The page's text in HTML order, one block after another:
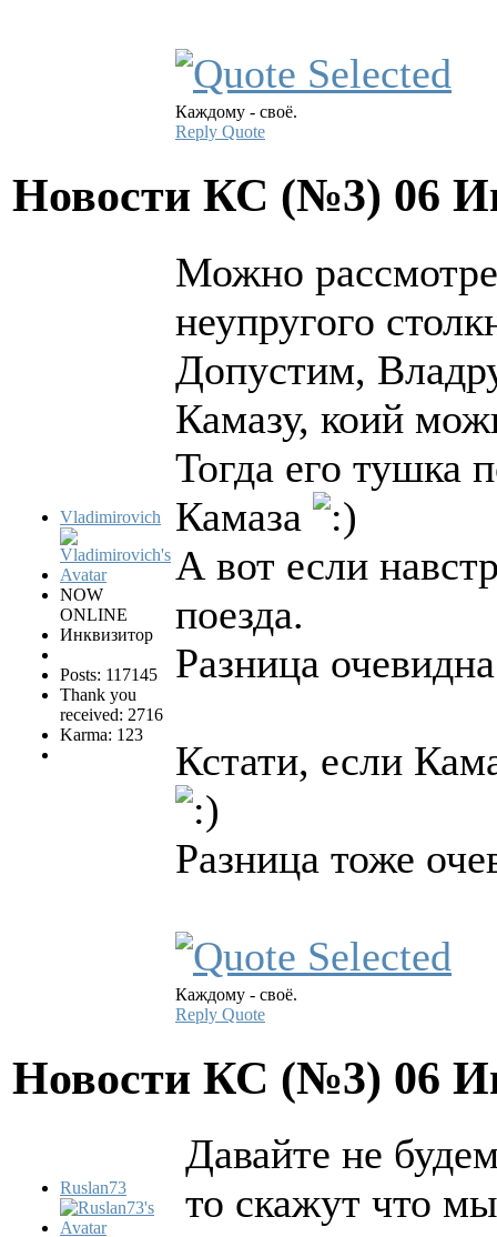
Каждому - своё.
Reply Quote
Новости КС (№3) 06
Vladimirovich
NOW
ONLINE
Инквизитор
Posts: 117145
Thank you
received: 2716
Karma: 123
Можно
неупругого
Допустим,
Камазу, коий
Тогда его тушка
Камаза
А вот если
поезда.
Разница
Кстати, если
Разница тоже
Каждому - своё.
Reply Quote
Новости КС (№3) 06
Ruslan73
Давайте не
то скажут что